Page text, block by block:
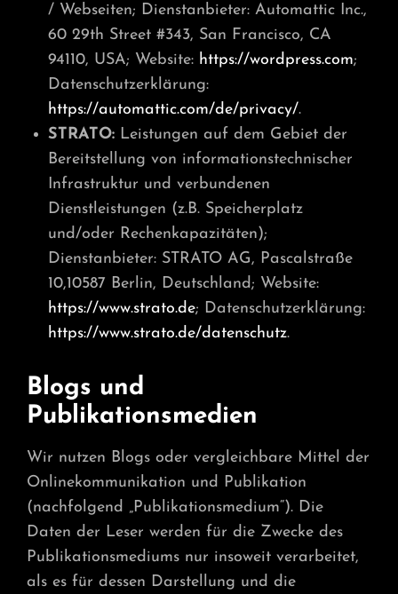
/ Webseiten; Dienstanbieter: Automattic Inc.,
60 29th Street #343, San Francisco, CA
94110, USA; Website: https://wordpress.com;
Datenschutzerklärung:
https://automattic.com/de/privacy/.
STRATO:Leistungen auf dem Gebiet der
Bereitstellung von informationstechnischer
Infrastruktur und verbundenen
Dienstleistungen (z.B. Speicherplatz
und/oder Rechenkapazitäten);
Dienstanbieter: STRATO AG, Pascalstraße
10,10587 Berlin, Deutschland; Website:
https://www.strato.de; Datenschutzerklärung:
https://www.strato.de/datenschutz.
Blogs und
Publikationsmedien
Wir nutzen Blogs oder vergleichbare Mittel der
Onlinekommunikation und Publikation
(nachfolgend „Publikationsmedium“). Die
Daten der Leser werden für die Zwecke des
Publikationsmediums nur insoweit verarbeitet,
als es für dessen Darstellung und die